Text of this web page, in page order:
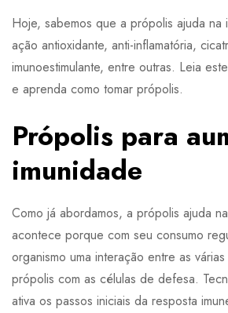
Hoje, sabemos que a própolis ajuda na
ação antioxidante, anti-inflamatória,
imunoestimulante, entre outras. Leia
e aprenda como tomar própolis.
Própolis para
imunidade
Como já abordamos, a própolis ajuda
acontece porque com seu consumo
organismo uma interação entre as
própolis com as células de defesa.
ativa os passos iniciais da resposta